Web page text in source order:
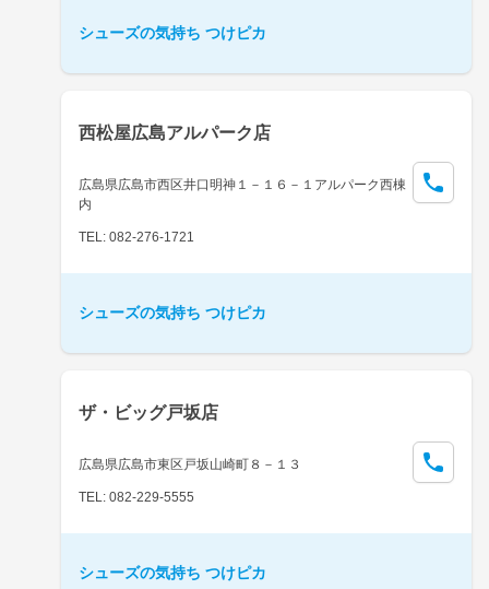
シューズの気持ち つけピカ
西松屋広島アルパーク店
広島県広島市西区井口明神１－１６－１アルパーク西棟
内
TEL: 082-276-1721
シューズの気持ち つけピカ
ザ・ビッグ戸坂店
広島県広島市東区戸坂山崎町８－１３
TEL: 082-229-5555
シューズの気持ち つけピカ